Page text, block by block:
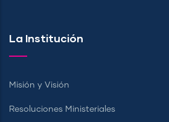
La Institución
Misión y Visión
Resoluciones Ministeriales